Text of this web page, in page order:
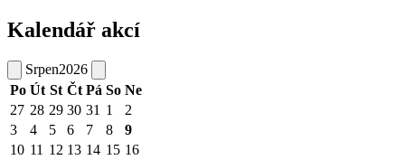
Kalendář akcí
Srpen2026
Po Út St Čt Pá So Ne
27 28 29 30 31 1
2
3
4 5 6 7 8
9
10 11 12 13 14 15 16